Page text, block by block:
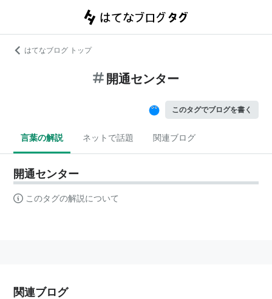
はてなブログ トップ
開通センター
このタグでブログを書く
言葉の解説 ネットで話題 関連ブログ
開通センター
このタグの解説について
関連ブログ